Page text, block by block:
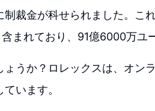
裁金が科せられました。こ
まれており、91億6000万ユ
うか？ロレックスは、オン
います。